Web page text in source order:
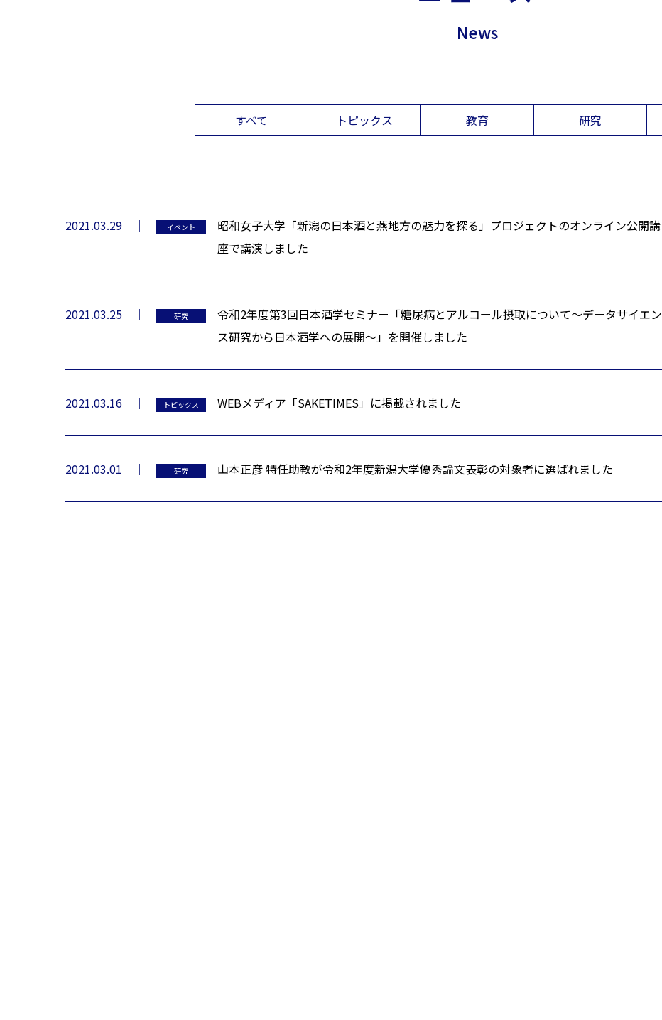
News
すべて トピックス 教育 研究
2021.03.29 イベント
昭和女子大学「新潟の日本酒と燕地方の魅力を探る」プロジェクトのオンライン公開講
座で講演しました
2021.03.25 研究
令和2年度第3回日本酒学セミナー「糖尿病とアルコール摂取について～データサイエン
ス研究から日本酒学への展開～」を開催しました
2021.03.16 トピックス WEBメディア「SAKETIMES」に掲載されました
2021.03.01 研究 山本正彦 特任助教が令和2年度新潟大学優秀論文表彰の対象者に選ばれました